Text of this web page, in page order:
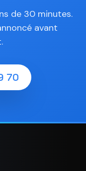
de 30 minutes.
avant
70